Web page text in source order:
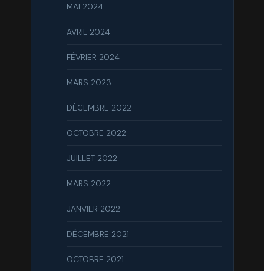
MAI 2024
AVRIL 2024
FÉVRIER 2024
MARS 2023
DÉCEMBRE 2022
OCTOBRE 2022
JUILLET 2022
MARS 2022
JANVIER 2022
DÉCEMBRE 2021
OCTOBRE 2021